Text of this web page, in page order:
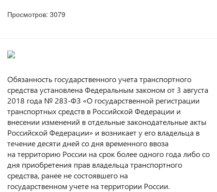
Просмотров: 3079
Обязанность государственного учета транспортного
средства установлена Федеральным законом от 3 августа
2018 года № 283-ФЗ «О государственной регистрации
транспортных средств в Российской Федерации и
внесении изменений в отдельные законодательные акты
Российской Федерации» и возникает у его владельца в
течение десяти дней со дня временного ввоза
на территорию России на срок более одного года либо со
дня приобретения прав владельца транспортного
средства, ранее не состоявшего на
государственном учете на территории России.